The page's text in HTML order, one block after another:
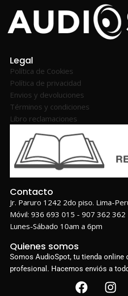
Legal
Política de Cookies
Política de privacidad
Envios y devoluciones
Términos y condiciones
Libro reclamaciones
Contacto
Jr. Paruro 1242 2do piso. Lima-
Móvil: 936 693 015 - 907 362 362
Lunes-Sábado 10am a 6pm
Quienes somos
Somos AudioSpot, tu tienda online
profesional. Hacemos enviós a